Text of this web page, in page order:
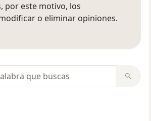
por este motivo, los
o eliminar opiniones.